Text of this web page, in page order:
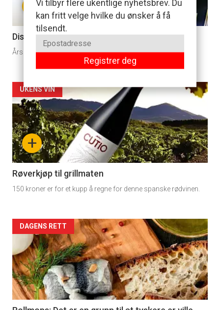
Vi tilbyr flere ukentlige nyhetsbrev. Du
kan fritt velge hvilke du ønsker å få
tilsendt.
Registrer deg
section
11
+
Disse vinene er usannsynlig billige
Årsaken er knyttet til eieren som får sin «lønn i himmelen».
Artikler
detail
-
section
11
Dagens
rett
+
UKENS VIN
Røverkjøp til grillmaten
150 kroner er for et kupp å regne for denne spanske rødvinen.
Artikler
detail
-
section
DAGENS RETT